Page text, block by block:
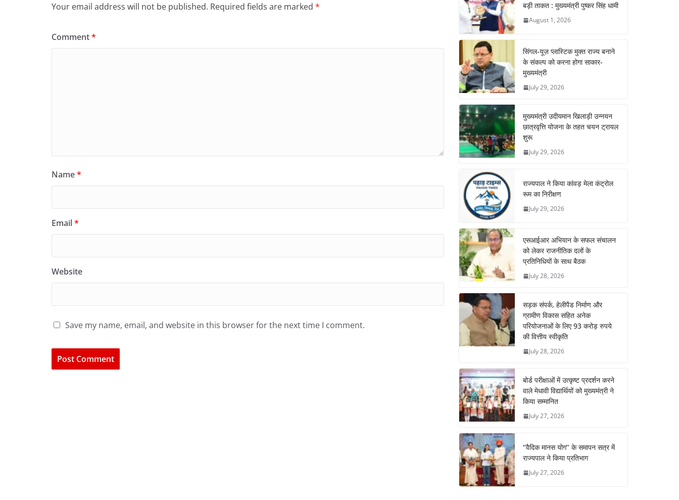
Your email address will not be published. Required fields are marked *
Comment*
Name*
Email*
Website
Save my name, email, and website in this browser for the next time I comment.
बड़ी ताकत : मुख्यमंत्री पुष्कर सिंह धामी
August 1, 2026
सिंगल-यूज़ प्लास्टिक मुक्त राज्य बनाने
के संकल्प को करना होगा साकार-
मुख्यमंत्री
July 29, 2026
मुख्यमंत्री उदीयमान खिलाड़ी उन्नयन
छात्रवृत्ति योजना के तहत चयन ट्रायल
शुरू
July 29, 2026
राज्यपाल ने किया कांवड़ मेला कंट्रोल
रूम का निरीक्षण
July 29, 2026
एसआईआर अभियान के सफल संचालन
को लेकर राजनीतिक दलों के
प्रतिनिधियों के साथ बैठक
July 28, 2026
सड़क संपर्क, हेलीपैड निर्माण और
ग्रामीण विकास सहित अनेक
परियोजनाओं के लिए 93 करोड़ रुपये
की वित्तीय स्वीकृति
July 28, 2026
बोर्ड परीक्षाओं में उत्कृष्ट प्रदर्शन करने
वाले मेधावी विद्यार्थियों को मुख्यमंत्री ने
किया सम्मानित
July 27, 2026
‘‘वैदिक मानस योग’’ के समापन सत्र में
राज्यपाल ने किया प्रतिभाग
July 27, 2026